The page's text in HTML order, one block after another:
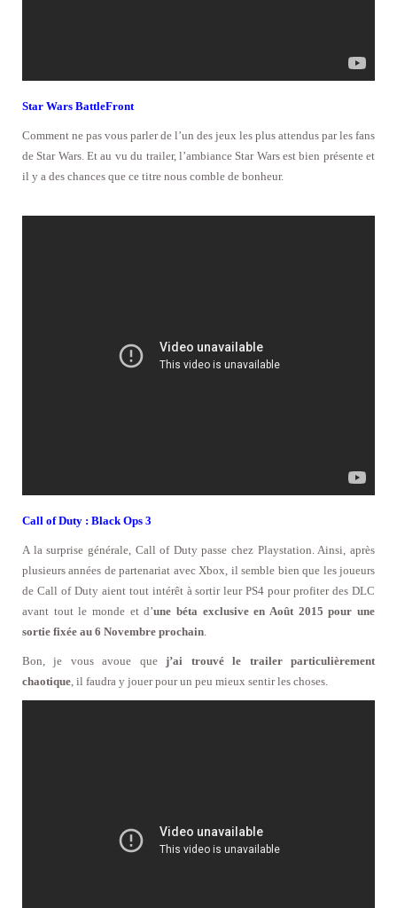
Star Wars BattleFront
Comment ne pas vous parler de l’un des jeux les plus attendus par les fans
de Star Wars. Et au vu du trailer, l’ambiance Star Wars est bien présente et
il y a des chances que ce titre nous comble de bonheur.
Call of Duty : Black Ops 3
A la surprise générale, Call of Duty passe chez Playstation. Ainsi, après
plusieurs années de partenariat avec Xbox, il semble bien que les joueurs
de Call of Duty aient tout intérêt à sortir leur PS4 pour profiter des DLC
avant tout le monde et d’une béta exclusive en Août 2015 pour une
sortie fixée au 6 Novembre prochain.
Bon, je vous avoue quej’ai trouvé le trailer particulièrement
chaotique, il faudra y jouer pour un peu mieux sentir les choses.